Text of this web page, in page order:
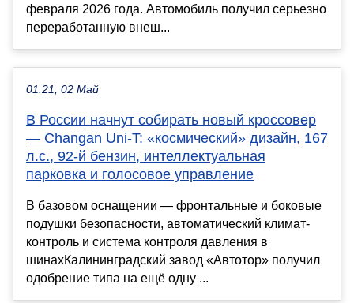
февраля 2026 года. Автомобиль получил серьезно
переработанную внеш...
01:21, 02 Май
В России начнут собирать новый кроссовер
— Changan Uni-T: «космический» дизайн, 167
л.с., 92-й бензин, интеллектуальная
парковка и голосовое управление
В базовом оснащении — фронтальные и боковые
подушки безопасности, автоматический климат-
контроль и система контроля давления в
шинахКалининградский завод «Автотор» получил
одобрение типа на ещё одну ...